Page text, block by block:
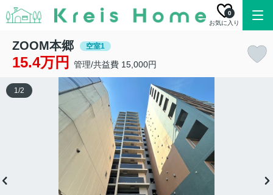
お気に入り
0
ZOOM本郷 空室1
15.4万円 管理/共益費 15,000円
1/2